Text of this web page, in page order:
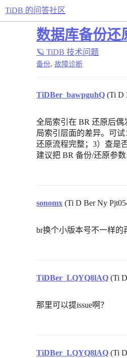
TiDB 的问答社区
数据库备份还
🪐 TiDB 技术问题
备份, 故障诊断
TiDBer_bawpguhQ (Ti D
全局索引在 BR 还原后
局索引层面的差异。可试
还原流程完整；3）查是
建议把 BR 备份/还原参
sonomx (Ti D Ber Ny
br换个小版本号不一样
TiDBer_LQYQ8lAQ (Ti
那里可以提issue啊？
TiDBer_LQYQ8lAQ (Ti